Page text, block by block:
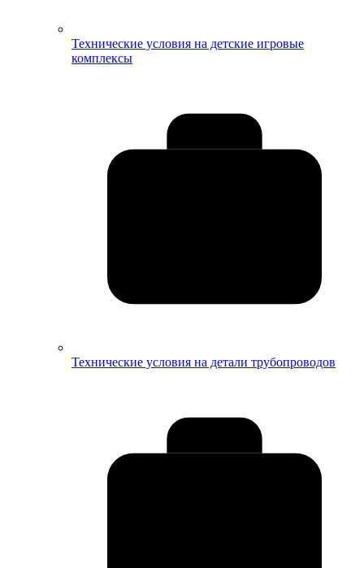
Технические условия на детские игровые
комплексы
Технические условия на детали трубопроводов